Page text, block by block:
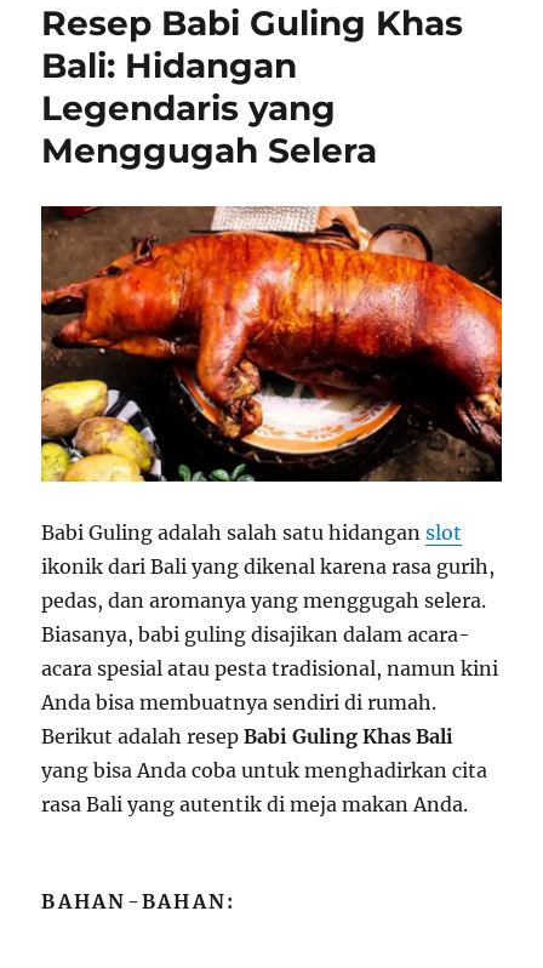
Resep Babi Guling Khas
Bali: Hidangan
Legendaris yang
Menggugah Selera
Babi Guling adalah salah satu hidanganslot
ikonik dari Bali yang dikenal karena rasa gurih,
pedas, dan aromanya yang menggugah selera.
Biasanya, babi guling disajikan dalam acara-
acara spesial atau pesta tradisional, namun kini
Anda bisa membuatnya sendiri di rumah.
Berikut adalah resepBabi Guling Khas Bali
yang bisa Anda coba untuk menghadirkan cita
rasa Bali yang autentik di meja makan Anda.
BAHAN-BAHAN: